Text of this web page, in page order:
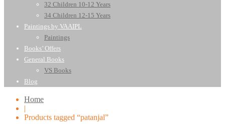
32 Children 10-12 Years
34 Children 12-15 Years
Paintings by VAAIPL
Paintings
Books’ Offers
General Books
VS Books
Blog
Home
|
Products tagged “patanjal”